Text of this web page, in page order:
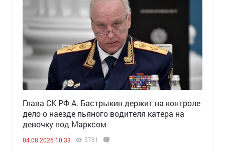
Глава СК РФ А. Бастрыкин держит на контроле
дело о наезде пьяного водителя катера на
девочку под Марксом
04.08.2026 10:33 5781